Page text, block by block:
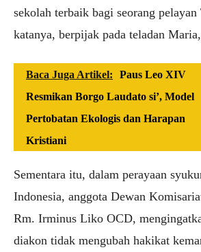
sekolah terbaik bagi seorang
katanya, berpijak pada teladan
Baca Juga Artikel:
Paus Leo XIV
Resmikan Borgo Laudato si’, Model
Pertobatan Ekologis dan Harapan
Kristiani
Sementara itu, dalam perayaan
Indonesia, anggota Dewan
Rm. Irminus Liko OCD,
diakon tidak mengubah hakikat